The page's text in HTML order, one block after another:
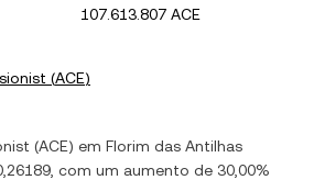
107.613.807 ACE
(ACE)
(ACE) em Florim das Antilhas
, com um aumento de 30,00%